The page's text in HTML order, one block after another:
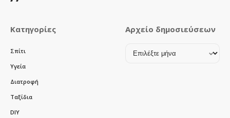
Κατηγορίες
Σπίτι
Υγεία
Διατροφή
Ταξίδια
DIY
Αρχείο δημοσιεύσεων
Αρχείο